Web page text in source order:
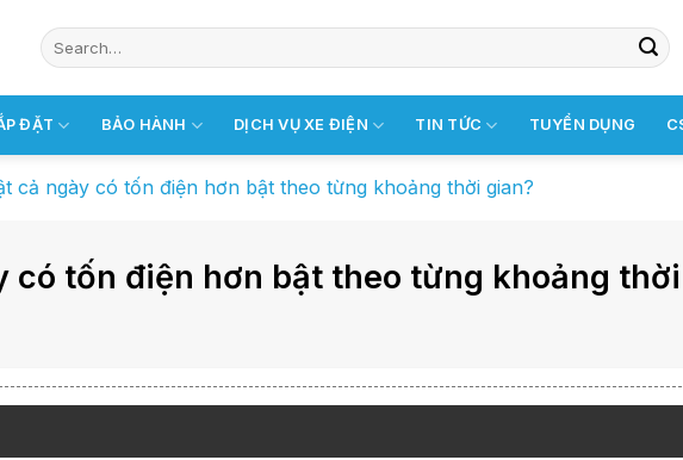
ĐẶT BẢO HÀNH DỊCH VỤ XE ĐIỆN TIN TỨC TUYỂN DỤNG
cả ngày có tốn điện hơn bật theo từng khoảng thời gian?
có tốn điện hơn bật theo từng khoảng